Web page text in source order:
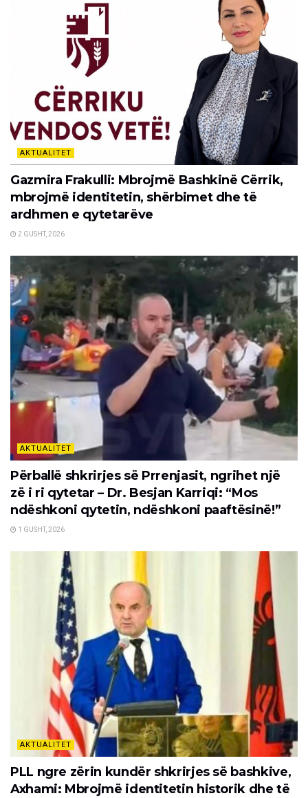
AKTUALITET
Gazmira Frakulli: Mbrojmë Bashkinë Cërrik,
mbrojmë identitetin, shërbimet dhe të
ardhmen e qytetarëve
2 GUSHT, 2026
AKTUALITET
Përballë shkrirjes së Prrenjasit, ngrihet një
zë i ri qytetar – Dr. Besjan Karriqi: “Mos
ndëshkoni qytetin, ndëshkoni paaftësinë!”
1 GUSHT, 2026
AKTUALITET
PLL ngre zërin kundër shkrirjes së bashkive,
Axhami: Mbrojmë identitetin historik dhe të